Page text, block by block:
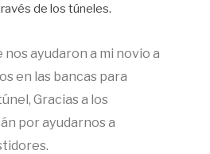
de los túneles.
ayudaron a mi novio a
en las bancas para
Gracias a los
por ayudarnos a